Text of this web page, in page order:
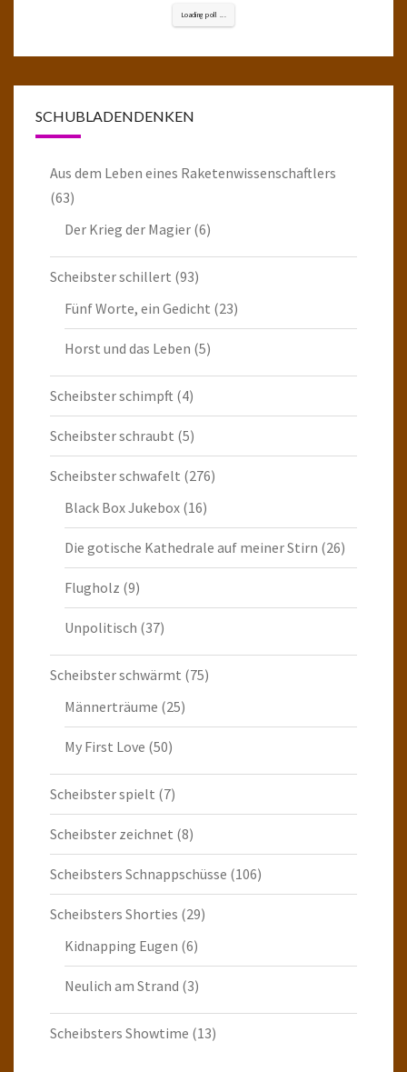
Loading poll ...
SCHUBLADENDENKEN
Aus dem Leben eines Raketenwissenschaftlers
(63)
Der Krieg der Magier (6)
Scheibster schillert (93)
Fünf Worte, ein Gedicht (23)
Horst und das Leben (5)
Scheibster schimpft (4)
Scheibster schraubt (5)
Scheibster schwafelt (276)
Black Box Jukebox (16)
Die gotische Kathedrale auf meiner Stirn (26)
Flugholz (9)
Unpolitisch (37)
Scheibster schwärmt (75)
Männerträume (25)
My First Love (50)
Scheibster spielt (7)
Scheibster zeichnet (8)
Scheibsters Schnappschüsse (106)
Scheibsters Shorties (29)
Kidnapping Eugen (6)
Neulich am Strand (3)
Scheibsters Showtime (13)